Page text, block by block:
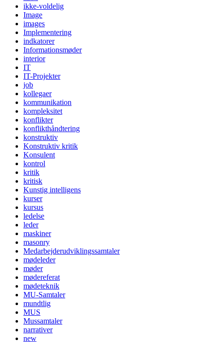
ikke-voldelig
Image
images
Implementering
indkatorer
Informationsmøder
interior
IT
IT-Projekter
job
kollegaer
kommunikation
kompleksitet
konflikter
konflikthåndtering
konstruktiv
Konstruktiv kritik
Konsulent
kontrol
kritik
kritisk
Kunstig intelligens
kurser
kursus
ledelse
leder
maskiner
masonry
Medarbejderudviklingssamtaler
mødeleder
møder
mødereferat
mødeteknik
MU-Samtaler
mundtlig
MUS
Mussamtaler
narrativer
new